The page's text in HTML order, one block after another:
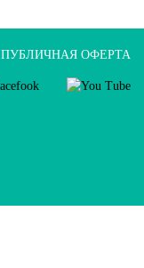
ПУБЛИЧНАЯ ОФЕРТА